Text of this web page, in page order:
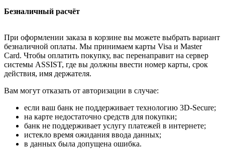
Безналичный расчёт
При оформлении заказа в корзине вы можете выбрать вариант
безналичной оплаты. Мы принимаем карты Visa и Master
Card. Чтобы оплатить покупку, вас перенаправит на сервер
системы ASSIST, где вы должны ввести номер карты, срок
действия, имя держателя.
Вам могут отказать от авторизации в случае:
если ваш банк не поддерживает технологию 3D-Secure;
на карте недостаточно средств для покупки;
банк не поддерживает услугу платежей в интернете;
истекло время ожидания ввода данных;
в данных была допущена ошибка.